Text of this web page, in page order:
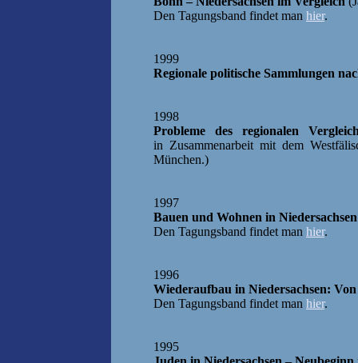
Den Tagungsband findet man hier.
1999
Regionale politische Sammlungen
1998
Probleme des regionalen
in Zusammenarbeit mit dem
München.)
1997
Bauen und Wohnen in
Den Tagungsband findet man hier.
1996
Wiederaufbau in Niedersachsen:
Den Tagungsband findet man hier.
1995